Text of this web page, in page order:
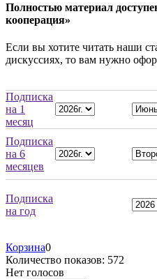
Полностью материал
кооперация»
Если вы хотите читать наши
дискуссиях, то вам нужно
Подписка
на 1
месяц
Подписка
на 6
месяцев
Подписка
на год
Корзина0
Количество показов: 572
Нет голосов